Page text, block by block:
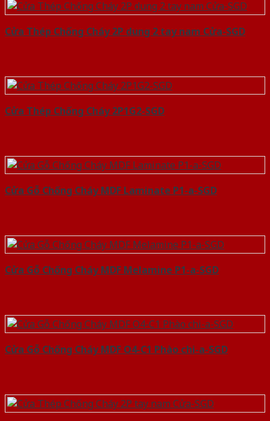
Cửa Thép Chống Cháy 2P dung 2 tay nam Cửa-SGD
Cửa Thép Chống Cháy 2P1G2-SGD
Cửa Gỗ Chống Cháy MDF Laminate P1-a-SGD
Cửa Gỗ Chống Cháy MDF Melamine P1-a-SGD
Cửa Gỗ Chống Cháy MDF O4-C1 Phào chi-a-SGD